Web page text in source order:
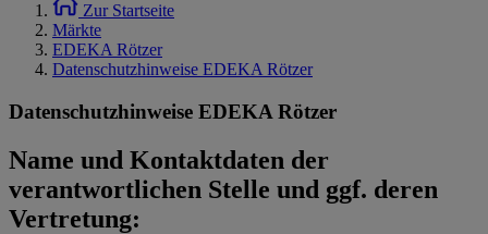
Zur Startseite
Märkte
EDEKA Rötzer
Datenschutzhinweise EDEKA Rötzer
Datenschutzhinweise EDEKA Rötzer
Name und Kontaktdaten der
verantwortlichen Stelle und ggf. deren
Vertretung: